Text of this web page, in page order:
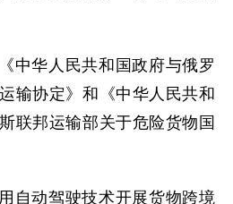
华人民共和国政府与俄罗
输协定》和《中华人民共和
联邦运输部关于危险货物国
动驾驶技术开展货物跨境